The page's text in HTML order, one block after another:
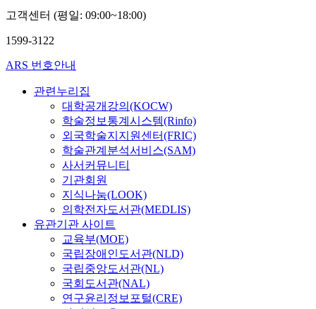
고객센터 (평일: 09:00~18:00)
1599-3122
ARS 번호안내
관련누리집
대학공개강의(KOCW)
학술정보통계시스템(Rinfo)
외국학술지지원센터(FRIC)
학술관계분석서비스(SAM)
사서커뮤니티
기관회원
지식나눔(LOOK)
의학전자도서관(MEDLIS)
유관기관 사이트
교육부(MOE)
국립장애인도서관(NLD)
국립중앙도서관(NL)
국회도서관(NAL)
연구윤리정보포털(CRE)